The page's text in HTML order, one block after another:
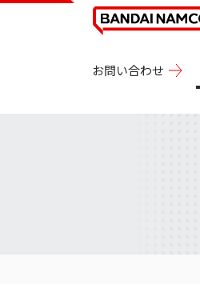
お問い合わせ